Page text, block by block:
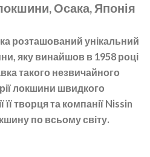
Осака, Японія
розташований унікальний
яку винайшов в 1958 році
такого незвичайного
локшини швидкого
творця та компанії Nissin
по всьому світу.